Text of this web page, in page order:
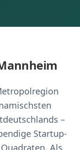
–
Startup-
Als